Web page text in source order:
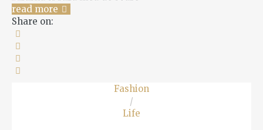
read more
Share on:
Fashion
/
Life